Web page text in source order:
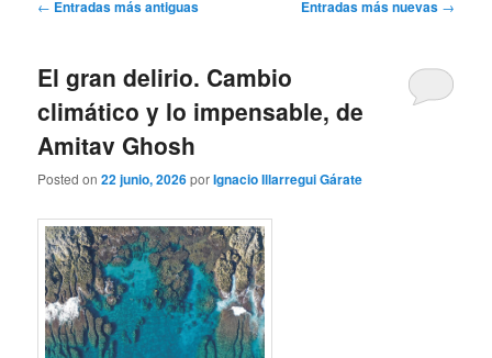
← Entradas más antiguas Entradas más nuevas →
El gran delirio. Cambio
climático y lo impensable, de
Amitav Ghosh
Posted on22 junio, 2026porIgnacio Illarregui Gárate